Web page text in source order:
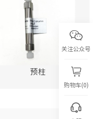
预柱
关注公众号
购物车(0)